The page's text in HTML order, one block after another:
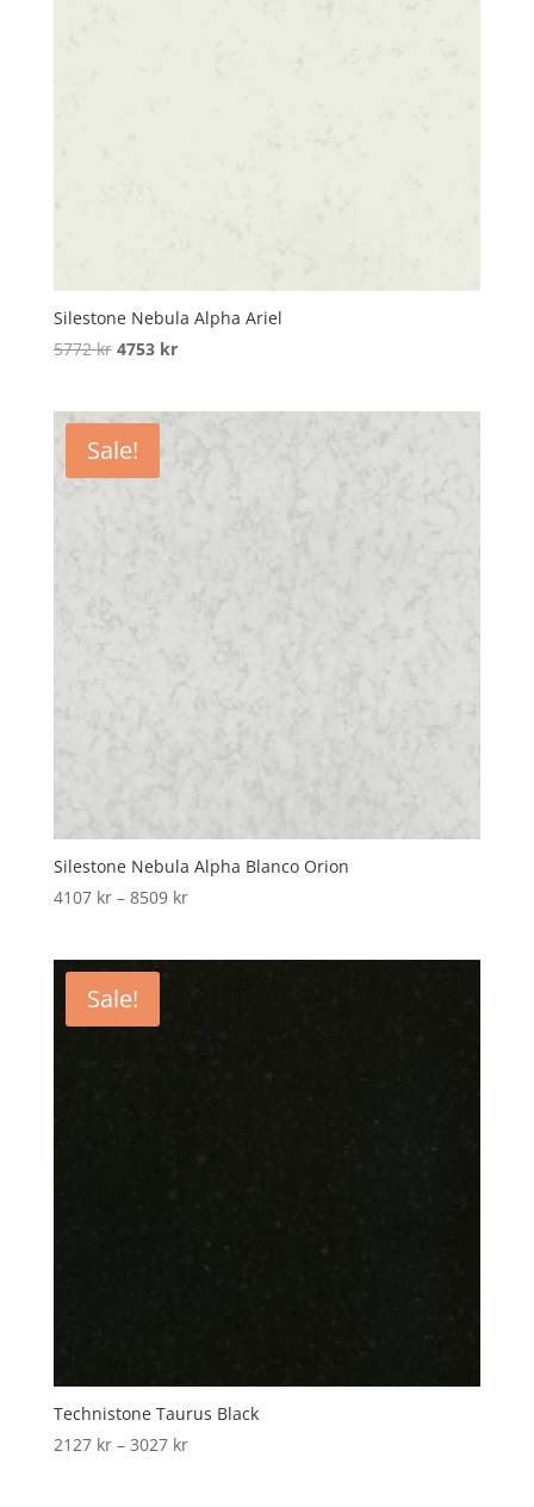
Silestone Nebula Alpha Ariel
5772kr Original
5772 kr.
4753 krCurrent
Sale!
Silestone Nebula Alpha Blanco Orion
4107 kr – 8509 krPrice
Sale!
Technistone Taurus Black
2127 kr – 3027 krPrice